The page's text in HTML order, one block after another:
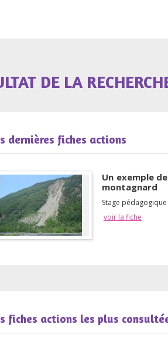
DE LA
dernières fiches actions
Un exemple
montagnard
Stage
voir la fiche
fiches actions les plus